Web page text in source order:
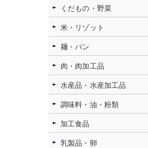
くだもの・野菜
米・リゾット
麺・パン
肉・肉加工品
水産品・水産加工品
調味料・油・粉類
加工食品
乳製品・卵